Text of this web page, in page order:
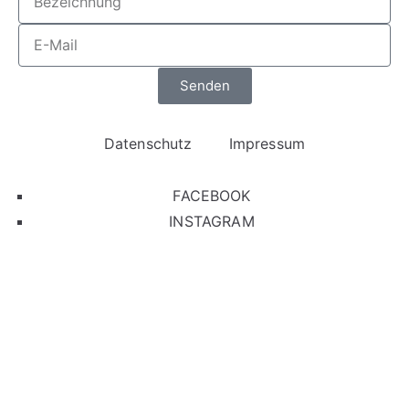
Senden
Datenschutz Impressum
FACEBOOK
INSTAGRAM